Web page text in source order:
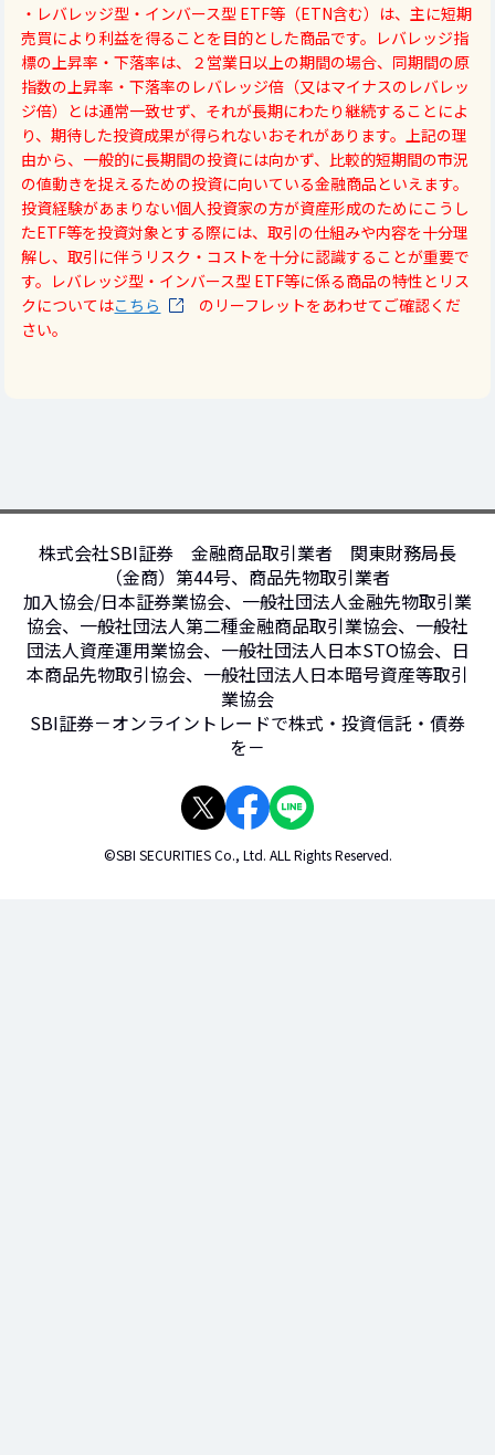
・レバレッジ型・インバース型 ETF等（ETN含む）は、主に短期
売買により利益を得ることを目的とした商品です。レバレッジ指
標の上昇率・下落率は、２営業日以上の期間の場合、同期間の原
指数の上昇率・下落率のレバレッジ倍（又はマイナスのレバレッ
ジ倍）とは通常一致せず、それが長期にわたり継続することによ
り、期待した投資成果が得られないおそれがあります。上記の理
由から、一般的に長期間の投資には向かず、比較的短期間の市況
の値動きを捉えるための投資に向いている金融商品といえます。
投資経験があまりない個人投資家の方が資産形成のためにこうし
たETF等を投資対象とする際には、取引の仕組みや内容を十分理
解し、取引に伴うリスク・コストを十分に認識することが重要で
す。レバレッジ型・インバース型 ETF等に係る商品の特性とリス
クについてはこちら
のリーフレットをあわせてご確認くだ
さい。
株式会社SBI証券 金融商品取引業者 関東財務局長
（金商）第44号、商品先物取引業者
加入協会/日本証券業協会、一般社団法人金融先物取引業
協会、一般社団法人第二種金融商品取引業協会、一般社
団法人資産運用業協会、一般社団法人日本STO協会、日
本商品先物取引協会、一般社団法人日本暗号資産等取引
業協会
SBI証券－オンライントレードで株式・投資信託・債券
を－
©SBI SECURITIES Co., Ltd. ALL Rights Reserved.